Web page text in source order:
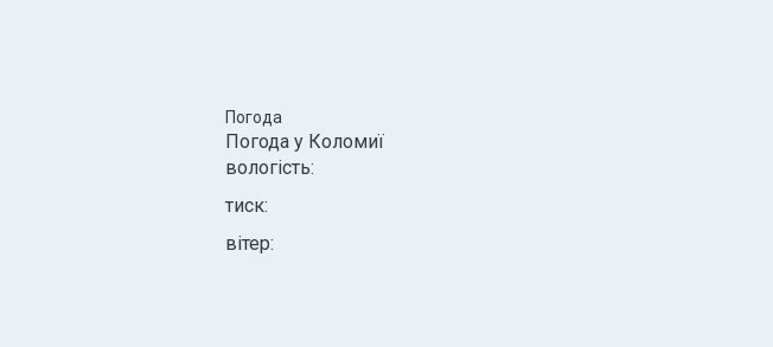
Погода
Погода у Коломиї
вологість:
тиск:
вітер: